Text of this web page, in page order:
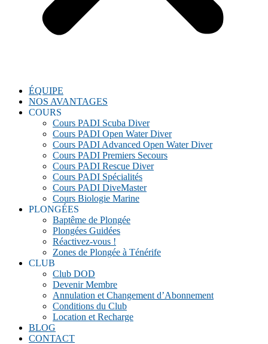
ÉQUIPE
NOS AVANTAGES
COURS
Cours PADI Scuba Diver
Cours PADI Open Water Diver
Cours PADI Advanced Open Water Diver
Cours PADI Premiers Secours
Cours PADI Rescue Diver
Cours PADI Spécialités
Cours PADI DiveMaster
Cours Biologie Marine
PLONGÉES
Baptême de Plongée
Plongées Guidées
Réactivez-vous !
Zones de Plongée à Ténérife
CLUB
Club DOD
Devenir Membre
Annulation et Changement d’Abonnement
Conditions du Club
Location et Recharge
BLOG
CONTACT